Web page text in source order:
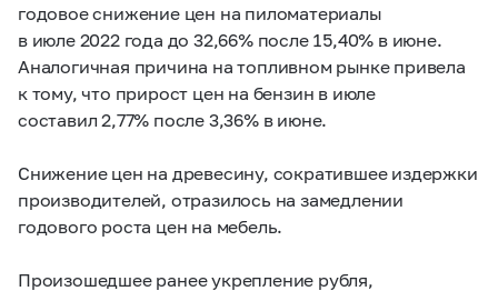
годовое снижение цен на пиломатериалы
в июле 2022 года до 32,66% после 15,40% в июне.
Аналогичная причина на топливном рынке привела
к тому, что прирост цен на бензин в июле
составил 2,77% после 3,36% в июне.
Снижение цен на древесину, сократившее издержки
производителей, отразилось на замедлении
годового роста цен на мебель.
Произошедшее ранее укрепление рубля,